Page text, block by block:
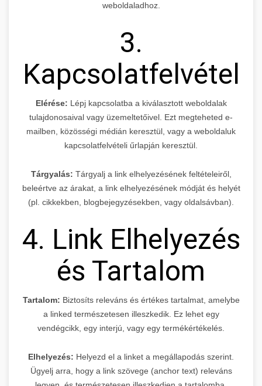
weboldaladhoz.
3.
Kapcsolatfelvétel
Elérése: Lépj kapcsolatba a kiválasztott weboldalak
tulajdonosaival vagy üzemeltetőivel. Ezt megteheted e-
mailben, közösségi médián keresztül, vagy a weboldaluk
kapcsolatfelvételi űrlapján keresztül.
Tárgyalás: Tárgyalj a link elhelyezésének feltételeiről,
beleértve az árakat, a link elhelyezésének módját és helyét
(pl. cikkekben, blogbejegyzésekben, vagy oldalsávban).
4. Link Elhelyezés
és Tartalom
Tartalom: Biztosíts releváns és értékes tartalmat, amelybe
a linked természetesen illeszkedik. Ez lehet egy
vendégcikk, egy interjú, vagy egy termékértékelés.
Elhelyezés: Helyezd el a linket a megállapodás szerint.
Ügyelj arra, hogy a link szövege (anchor text) releváns